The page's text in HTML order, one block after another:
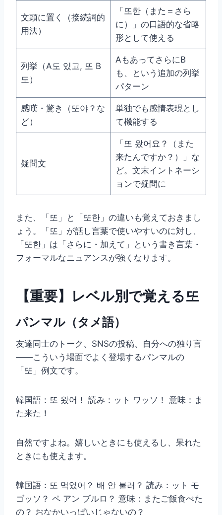
文頭に置く（接続詞的
用法）
「또한（また＝さら
に）」の口語的な省略
形として使える
列挙（A도 있고, 또 B
도）
AもあってさらにB
も、という追加の列挙
パターン
感嘆・驚き（또야？な
ど）
単独でも感情表現とし
て機能する
疑問文
「또 왔어요？（また
来たんですか？）」な
ど。文末イントネーシ
ョンで疑問に
また、「또」と「또한」の違いも覚えておきまし
ょう。「또」が話し言葉で使いやすいのに対し、
「또한」は「さらに・加えて」という書き言葉・
フォーマルなニュアンスが強くなります。
【重要】レベル別で覚える또
パンマル（タメ語）
友達同士のトーク、SNSの投稿、自分への独り言
——こういう場面でよく登場するパンマルの
「또」例文です。
韓国語：또 왔어！ 読み：ット ワッソ！ 意味：ま
た来た！
自然ですよね。嬉しいときにも使えるし、呆れた
ときにも使えます。
韓国語：또 먹었어？ 배 안 불러？ 読み：ット モ
ゴッソ？ ペ アン ブルロ？ 意味：またご飯食べた
の？ おなかいっぱいじゃないの？